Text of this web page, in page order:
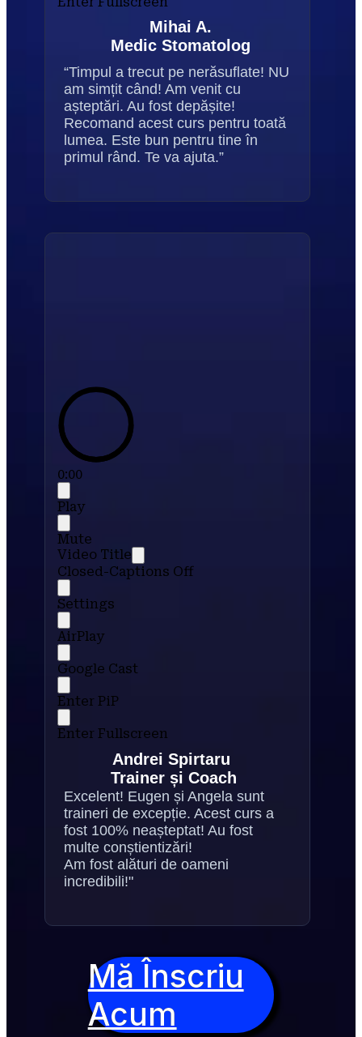
Mă Înscriu
Acum
“Timpul a trecut pe nerăsuflate! NU
am simțit când! Am venit cu
așteptări. Au fost depășite!
Recomand acest curs pentru toată
lumea. Este bun pentru tine în
primul rând. Te va ajuta.”
Mihai A.
Medic Stomatolog
Excelent! Eugen și Angela sunt
traineri de excepție. Acest curs a
fost 100% neașteptat! Au fost
multe conștientizări!
Am fost alături de oameni
incredibili!"
Andrei Spirtaru
Trainer și Coach
0:00
Play
Mute
Video Title
Closed-Captions Off
Settings
AirPlay
Google Cast
Enter PiP
Enter Fullscreen